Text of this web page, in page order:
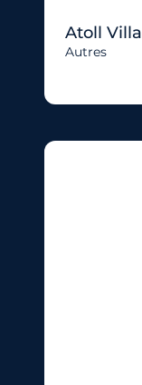
Atoll Villa
Autres